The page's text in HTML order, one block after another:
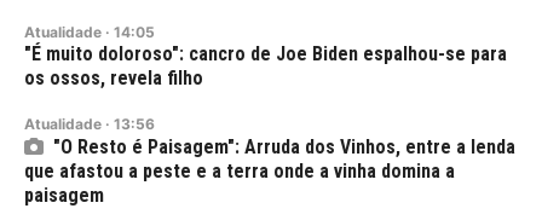
Atualidade · 14:05
"É muito doloroso": cancro de Joe Biden espalhou-se para
os ossos, revela filho
Atualidade · 13:56
"O Resto é Paisagem": Arruda dos Vinhos, entre a lenda
que afastou a peste e a terra onde a vinha domina a
paisagem